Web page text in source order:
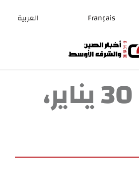
Français العربية
30 يناير،